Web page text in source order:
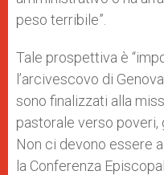
peso terribile”.
Tale prospettiva è
l’arcivescovo di
sono finalizzati alla
pastorale verso poveri,
Non ci devono essere
la Conferenza